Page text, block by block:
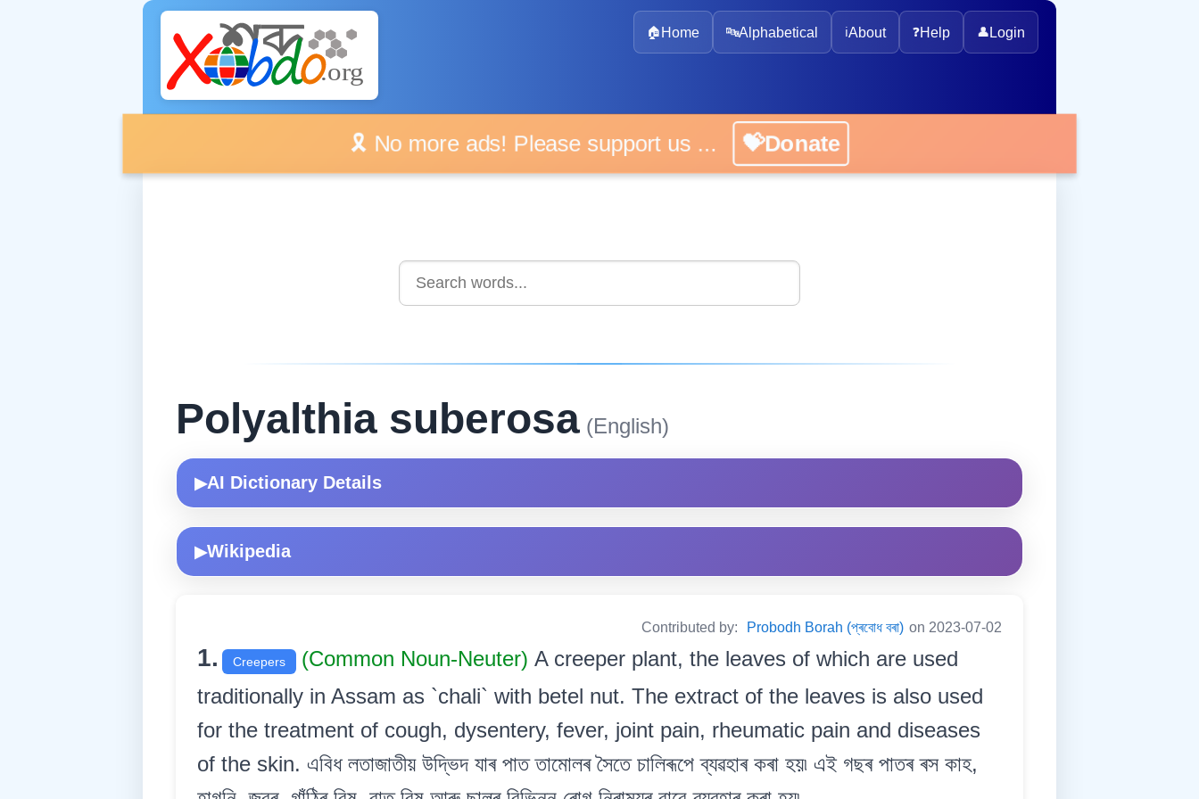
🏠 Home 🔤Alphabetical ℹ️About ❓Help 👤 Login
🎗️ No more ads! Please support us ... 💝Donate
Polyalthia suberosa (English)
▶AI Dictionary Details
▶Wikipedia
Contributed by: Probodh Borah (প্ৰবোধ বৰা) on 2023-07-02
1. Creepers (Common Noun-Neuter) A creeper plant, the leaves of which are used
traditionally in Assam as `chali` with betel nut. The extract of the leaves is also used
for the treatment of cough, dysentery, fever, joint pain, rheumatic pain and diseases
of the skin. এবিধ লতাজাতীয় উদ্ভিদ যাৰ পাত তামোলৰ সৈতে চালিৰূপে ব্যৱহাৰ কৰা হয়৷ এই গছৰ পাতৰ ৰস কাহ,